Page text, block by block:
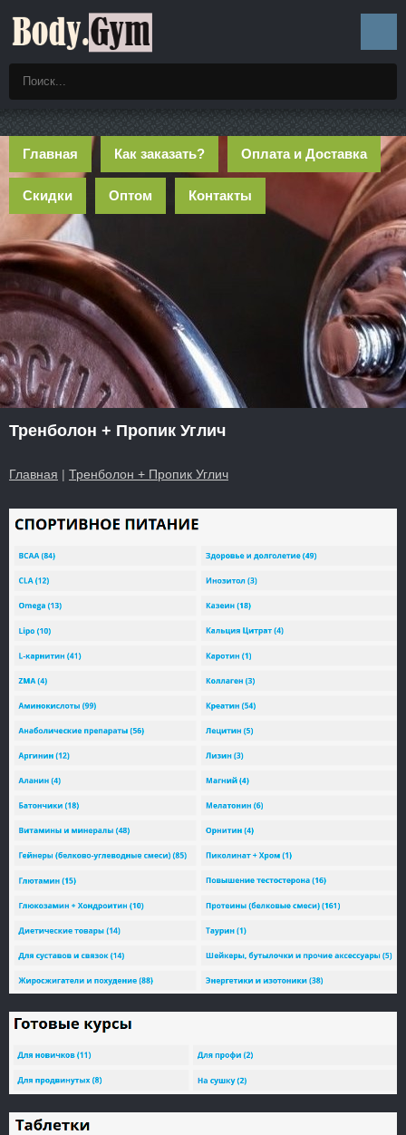
Главная Как заказать? Оплата и Доставка
Скидки Оптом Контакты
Тренболон + Пропик Углич
Главная | Тренболон + Пропик Углич